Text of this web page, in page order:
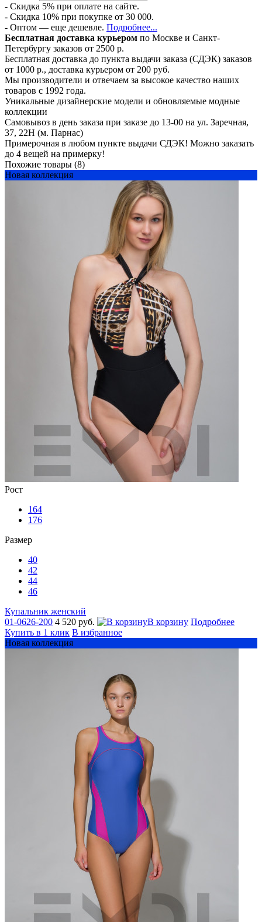
- Скидка 5% при оплате на сайте.
- Скидка 10% при покупке от 30 000.
- Оптом — еще дешевле. Подробнее...
Бесплатная доставка курьером по Москве и Санкт-
Петербургу заказов от 2500 р.
Бесплатная доставка до пункта выдачи заказа (СДЭК) заказов
от 1000 р., доставка курьером от 200 руб.
Мы производители и отвечаем за высокое качество наших
товаров с 1992 года.
Уникальные дизайнерские модели и обновляемые модные
коллекции
Самовывоз в день заказа при заказе до 13-00 на ул. Заречная,
37, 22Н (м. Парнас)
Примерочная в любом пункте выдачи СДЭК! Можно заказать
до 4 вещей на примерку!
Похожие товары (8)
Новая коллекция
Рост
164
176
Размер
40
42
44
46
Купальник женский
01-0626-200 4 520 руб. В корзину Подробнее
Купить в 1 клик В избранное
Новая коллекция